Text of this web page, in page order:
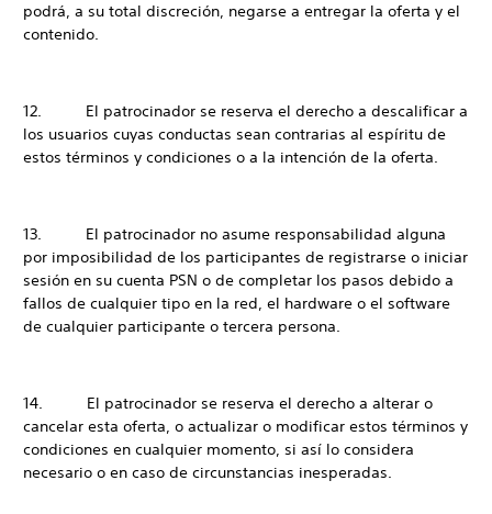
podrá, a su total discreción, negarse a entregar la oferta y el
contenido.
12. El patrocinador se reserva el derecho a descalificar a
los usuarios cuyas conductas sean contrarias al espíritu de
estos términos y condiciones o a la intención de la oferta.
13. El patrocinador no asume responsabilidad alguna
por imposibilidad de los participantes de registrarse o iniciar
sesión en su cuenta PSN o de completar los pasos debido a
fallos de cualquier tipo en la red, el hardware o el software
de cualquier participante o tercera persona.
14. El patrocinador se reserva el derecho a alterar o
cancelar esta oferta, o actualizar o modificar estos términos y
condiciones en cualquier momento, si así lo considera
necesario o en caso de circunstancias inesperadas.